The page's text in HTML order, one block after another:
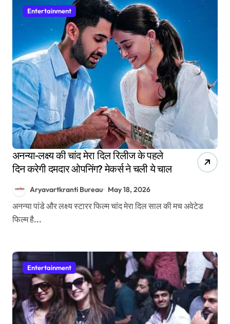
Entertainment
अनन्या-लक्ष्य की चांद मेरा दिल रिलीज के पहले
दिन करेगी दमदार ओपनिंग? मेकर्स ने चली ये चाल
Aryavartkranti Bureau May 18, 2026
अनन्या पांडे और लक्ष्य स्टारर फिल्म चांद मेरा दिल साल की मच अवेटेड
फिल्म है...
Entertainment